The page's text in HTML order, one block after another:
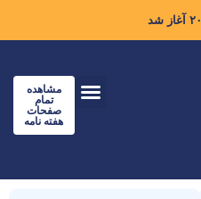
مشاهده
تمام
صفحات
هفته نامه